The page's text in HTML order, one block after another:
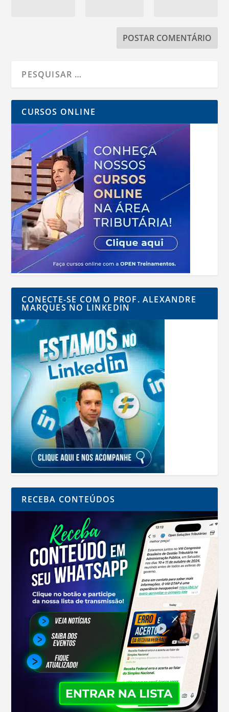
CURSOS ONLINE
CONECTE-SE COM O PROF. ALEXANDRE
MARQUES NO LINKEDIN
RECEBA CONTEÚDOS